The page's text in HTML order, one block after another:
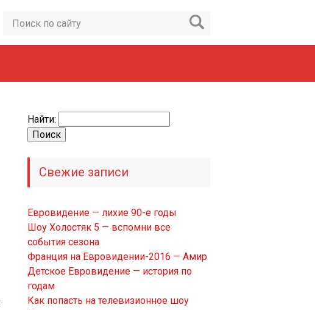
Найти:
Свежие записи
Евровидение — лихие 90-е годы
Шоу Холостяк 5 — вспомни все
события сезона
Франция на Евровидении-2016 — Амир
Детское Евровидение — история по
годам
Как попасть на телевизионное шоу